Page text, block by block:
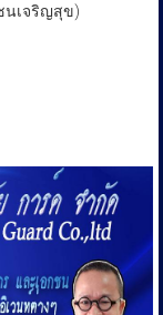
นเจริญสุข)